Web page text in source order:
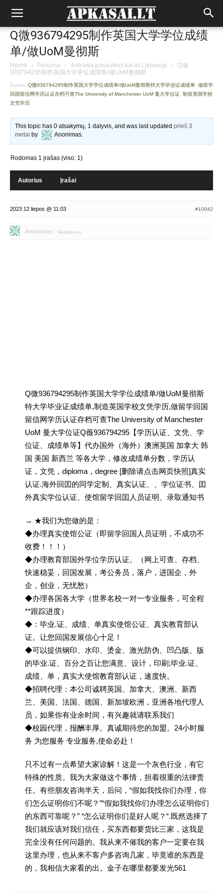
Q微936794295制作英国大学学位成绩
单/做UoM曼彻斯
Home › Forumai › Antrasis pasaulinis karas Lietuvoje › Q微
936794295制作英国大学学位成绩单/做UoM曼彻斯
Žymos: Q微936794295制作英国大学学位成绩单/做UoM曼彻斯特大学毕业证成绩单 做留学
回国留信网学历认证存档可查The University of Manchester UoM 曼大学位证 制造英国学校
文凭学历
This topic has 0 atsakymų, 1 dalyvis, and was last updatedprieš 3
metai by Anonimas.
Rodomas 1 įrašas (viso: 1)
Autorius Įrašai
2023 12 liepos @ 11:03 #10042
Anonimas Neaktyvus
Q微936794295制作英国大学学位成绩单/做UoM曼彻斯
特大学毕业证成绩单,制造英国学校文凭学历,做留学回国
留信网学历认证存档可查The University of Manchester
UoM 曼大学位证Q薇936794295【学历认证、文凭、学
位证、成绩单等】代办国外（海外）澳洲英国 加拿大 韩
国 美国 新西兰 等各大学，修改成绩单分数，学历认
证，文凭，diploma，degree [删除请点击网页快照]真实
认证.海外回囯的同学定制、真实认证、、学位证书、囯
外真实学位认证、使馆留学回囯人员证明、录取通知书
→ ★我们为您做的是：
◆办理真实使馆公证（即留学回国人员证明，不成功不
收费！！！）
◆办理教育部国外学位学历认证。（网上可查、存档、
快速稳妥，回国发展，考公务员，落户，进国企，外
企，创业，无忧愁）
◆办理各国各大学（世界名校一对一专业服务，可全程
**跟踪进度）
◆：毕业.证、成绩、单真实使馆公证、真实教育部认
证。让您回国发展信心十足！
◆可以提供钢印、水印、烫金、激光防伪、凹凸版、版
的毕业.证、百分之百让您满意、设计，印刷;毕业.证、
成绩、单，真实大使馆教育部认证，速度快。
◆招聘代理：本公司诚聘英国、加拿大、澳洲、新西
兰、美国、法国、德国、新加坡欧洲，亚洲各地代理人
员，如果你有业余时间，有兴趣就请联系我们
◆校园代理，报酬丰厚。真诚期待您的加盟。24小时服
务 为您服务 专业服务,使命必赴！
只不过有一点希望大家谅解！这是一个灰色行业，有它
特殊的性质。我为大家做这个事情，担着很重的法律责
任。有些朋友咨询半天，后问，“假如我找你们办理，你
们怎么证明你们不呢？”“假如我找你们办理怎么证明你们
的东西可靠呢？” “怎么证明你们是好人呢？“.既然选择了
我们就应该对我们信任，买东西都要货比三家，这我是
完全没有任何问题的。我从来不催我的客户一定要在我
这里办理，也从来不客户多咨询几家，毕竟谁的东西是
的，我相信大家看的出。金子在哪里都要发光561